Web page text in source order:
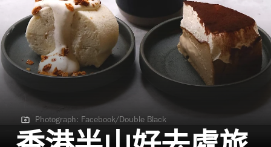
Photograph: Facebook/Double Black
Photograph: Facebook/Double Black